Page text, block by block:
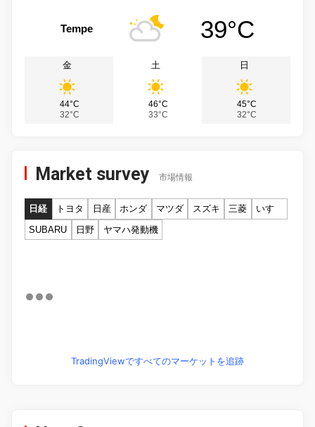
Tempe 39°C
金
44°C
32°C
土
46°C
33°C
日
45°C
32°C
Market survey 市場情報
日経 トヨタ 日産 ホンダ マツダ スズキ 三菱
いすゞ
SUBARU
日野 ヤマハ発動機
TradingViewですべてのマーケットを追跡